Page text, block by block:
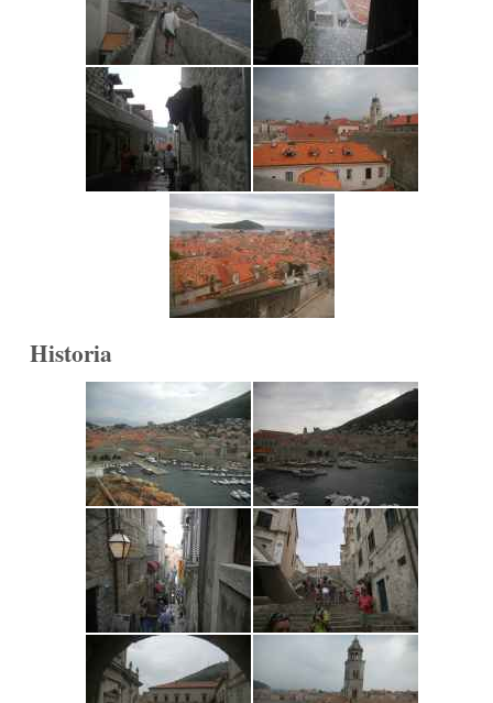
Historia